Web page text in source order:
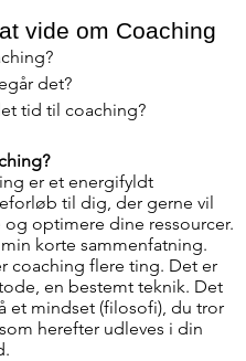
vide om Coaching
det?
tid til coaching?
er et energifyldt
til dig, der gerne vil
optimere dine ressourcer.
korte sammenfatning.
coaching flere ting. Det er
en bestemt teknik. Det
et mindset (filosofi), du tror
herefter udleves i din